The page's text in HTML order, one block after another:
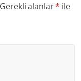
Gerekli alanlar* ile